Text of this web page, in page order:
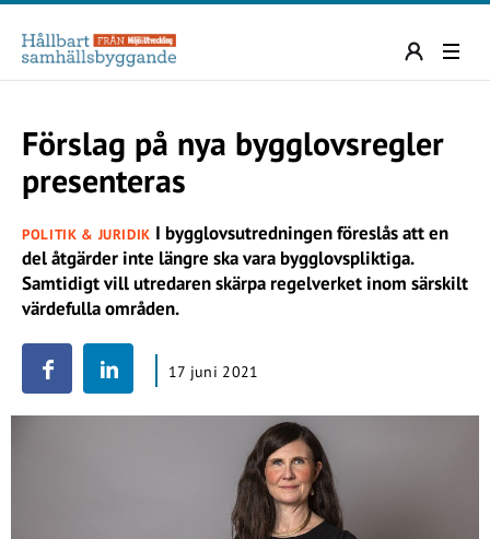
Förslag på nya bygglovsregler
presenteras
POLITIK & JURIDIK I bygglovsutredningen föreslås att en
del åtgärder inte längre ska vara bygglovspliktiga.
Samtidigt vill utredaren skärpa regelverket inom särskilt
värdefulla områden.
17 juni 2021